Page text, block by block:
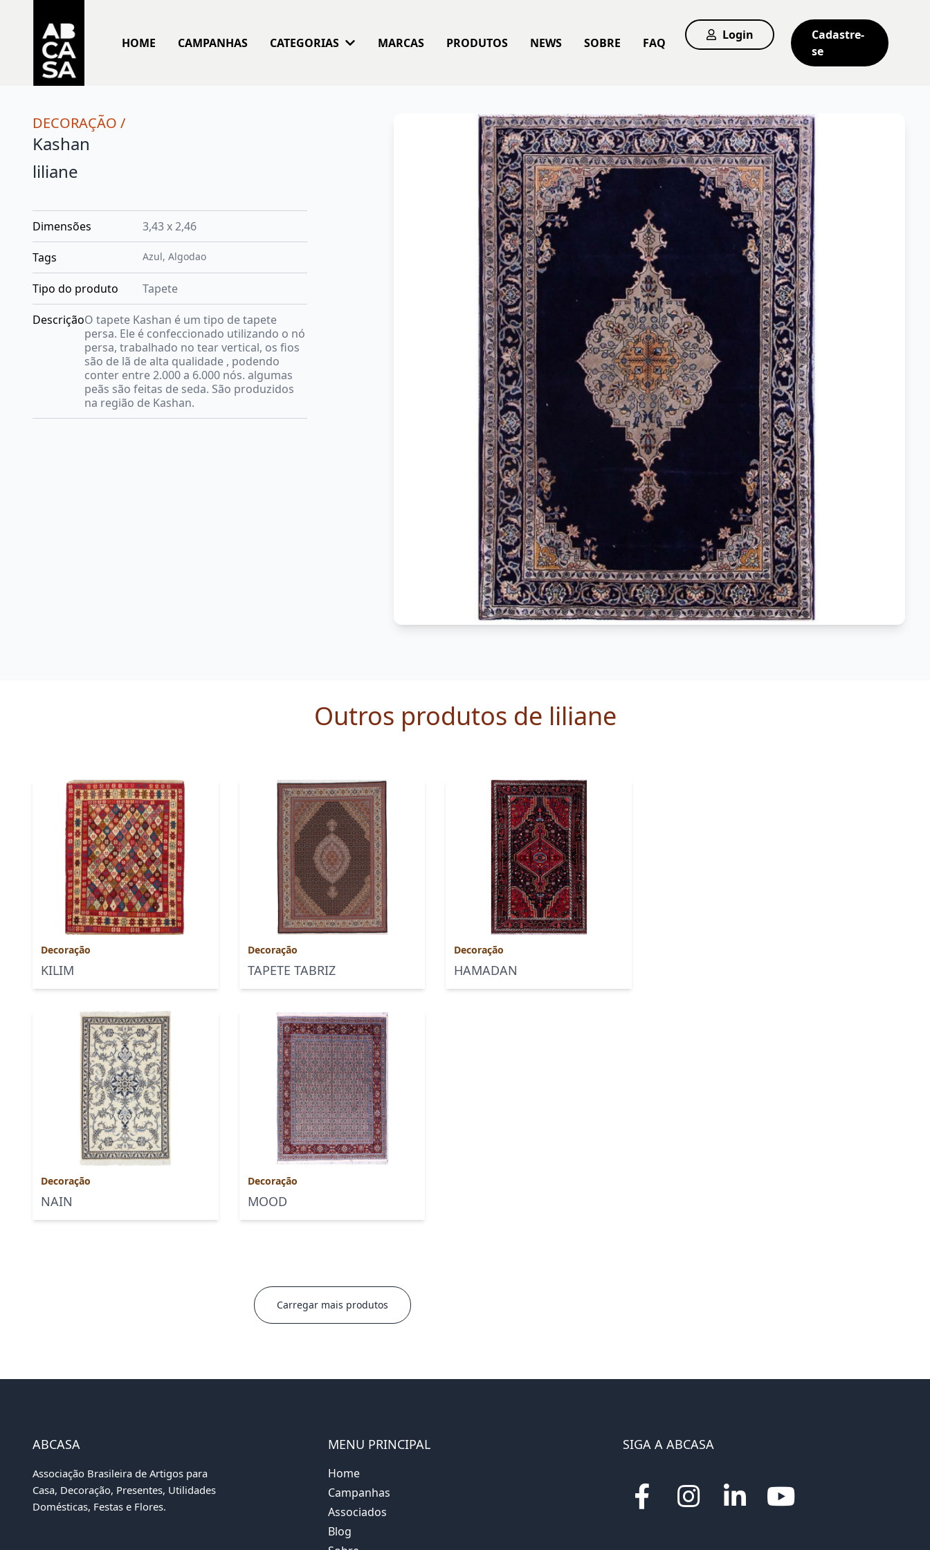
HOME CAMPANHAS CATEGORIAS MARCAS PRODUTOS NEWS SOBRE FAQ
Login
Cadastre-
se
DECORAÇÃO /
Kashan
liliane
Dimensões 3,43 x 2,46
Tags Azul, Algodao
Tipo do produto Tapete
DescriçãoO tapete Kashan é um tipo de tapete
persa. Ele é confeccionado utilizando o nó
persa, trabalhado no tear vertical, os fios
são de lã de alta qualidade , podendo
conter entre 2.000 a 6.000 nós. algumas
peãs são feitas de seda. São produzidos
na região de Kashan.
Outros produtos de liliane
Decoração
KILIM
Decoração
TAPETE TABRIZ
Decoração
HAMADAN
Decoração
NAIN
Decoração
MOOD
Carregar mais produtos
ABCASA
Associação Brasileira de Artigos para
Casa, Decoração, Presentes, Utilidades
Domésticas, Festas e Flores.
MENU PRINCIPAL
Home
Campanhas
Associados
Blog
SIGA A ABCASA